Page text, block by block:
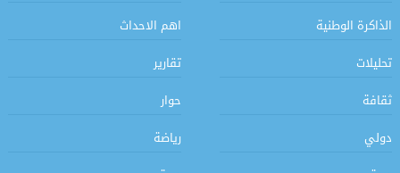
الذاكرة الوطنية
اهم الاحداث
تحليلات
تقارير
ثقافة
حوار
دولي
رياضة